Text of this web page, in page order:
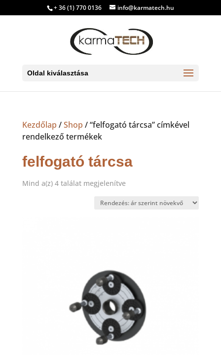
+ 36 (1) 770 0136 info@karmatech.hu
Oldal kiválasztása
Kezdőlap /Shop / “felfogató tárcsa” címkével
rendelkező termékek
felfogató tárcsa
Mind a(z) 4 találat megjelenítveSorted
price: